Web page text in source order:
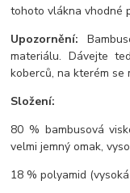
tohoto vlákna vhodné
Upozornění:
materiálu. Dávejte
koberců, na kterém se
Složení:
80 % bambusová
velmi jemný omak,
18 % polyamid